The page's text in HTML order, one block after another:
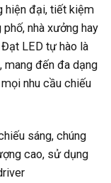
hiện đại, tiết kiệm
nhà xưởng hay
LED tự hào là
mang đến đa dạng
nhu cầu chiếu
sáng, chúng
cao, sử dụng